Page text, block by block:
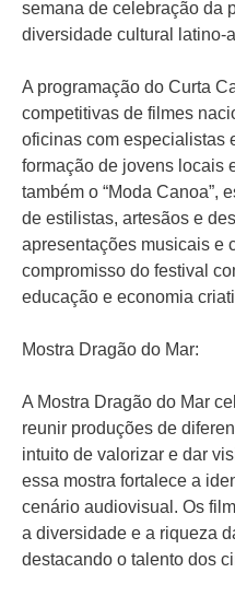
semana de celebração da
diversidade cultural latino-
A programação do Curta
competitivas de filmes
oficinas com especialistas
formação de jovens locais
também o “Moda Canoa”,
de estilistas, artesãos e
apresentações musicais e
compromisso do festival
educação e economia
Mostra Dragão do Mar:
A Mostra Dragão do Mar
reunir produções de
intuito de valorizar e dar
essa mostra fortalece a
cenário audiovisual. Os
a diversidade e a riqueza
destacando o talento dos